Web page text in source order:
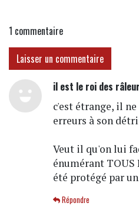
1 commentaire
Laisser un commentaire
il est le roi des
c'est étrange, il
erreurs à son
Veut il qu'on lui
énumérant TOUS
été protégé par
Répondre